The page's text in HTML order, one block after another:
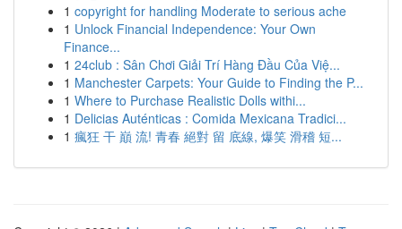
1 copyright for handling Moderate to serious ache
1 Unlock Financial Independence: Your Own
Finance...
1 24club : Sân Chơi Giải Trí Hàng Đầu Của Việ...
1 Manchester Carpets: Your Guide to Finding the P...
1 Where to Purchase Realistic Dolls withi...
1 Delicias Auténticas : Comida Mexicana Tradici...
1 瘋狂 干 巔 流! 青春 絕對 留 底線, 爆笑 滑稽 短...